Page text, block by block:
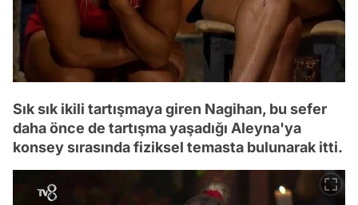
Sık sık ikili tartışmaya giren Nagihan, bu sefer
daha önce de tartışma yaşadığı Aleyna'ya
konsey sırasında fiziksel temasta bulunarak itti.